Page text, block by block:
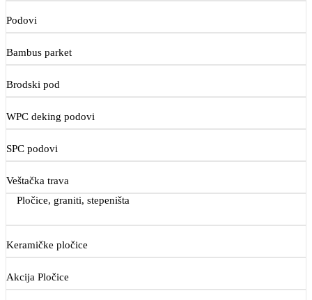
Podovi
Bambus parket
Brodski pod
WPC deking podovi
SPC podovi
Veštačka trava
Pločice, graniti, stepeništa
Keramičke pločice
Akcija Pločice